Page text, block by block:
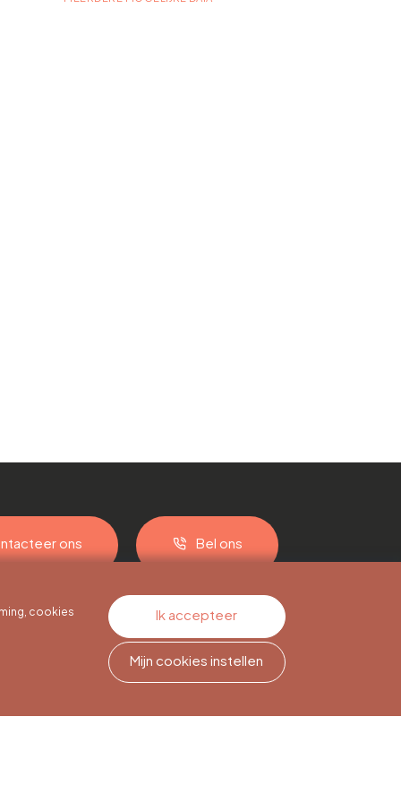
ons Bel ons
Nieuwsbriefabonnement
cookies
Ik accepteer
Mijn cookies instellen